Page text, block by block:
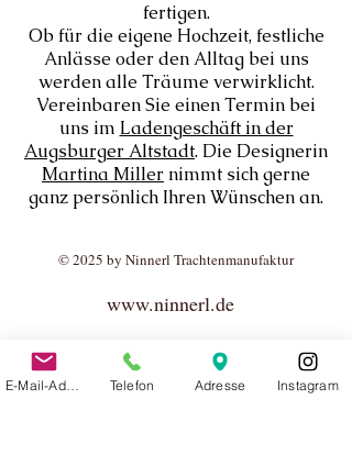
fertigen.
Ob für die eigene Hochzeit, festliche
Anlässe oder den Alltag bei uns
werden alle Träume verwirklicht.
Vereinbaren Sie einen Termin bei
uns im Ladengeschäft in der
Augsburger Altstadt. Die Designerin
Martina Miller nimmt sich gerne
ganz persönlich Ihren Wünschen an.
© 2025 by Ninnerl Trachtenmanufaktur
www.ninnerl.de
E-Mail-Adresse Telefon Adresse Instagram